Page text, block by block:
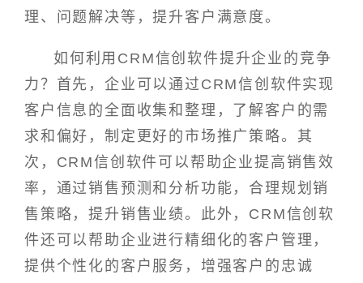
理、问题解决等，提升客户满意度。
如何利用CRM信创软件提升企业的竞争
力？首先，企业可以通过CRM信创软件实现
客户信息的全面收集和整理，了解客户的需
求和偏好，制定更好的市场推广策略。其
次，CRM信创软件可以帮助企业提高销售效
率，通过销售预测和分析功能，合理规划销
售策略，提升销售业绩。此外，CRM信创软
件还可以帮助企业进行精细化的客户管理，
提供个性化的客户服务，增强客户的忠诚